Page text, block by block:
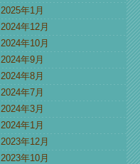
2025年1月
2024年12月
2024年10月
2024年9月
2024年8月
2024年7月
2024年3月
2024年1月
2023年12月
2023年10月